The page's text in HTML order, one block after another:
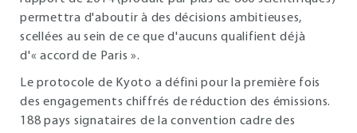
permettra d'aboutir à des décisions ambitieuses,
scellées au sein de ce que d'aucuns qualifient déjà
d'« accord de Paris ».
Le protocole de Kyoto a défini pour la première fois
des engagements chiffrés de réduction des émissions.
188 pays signataires de la convention cadre des